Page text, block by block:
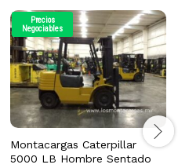
Precios
Negociables
Montacargas Caterpillar
5000 LB Hombre Sentado